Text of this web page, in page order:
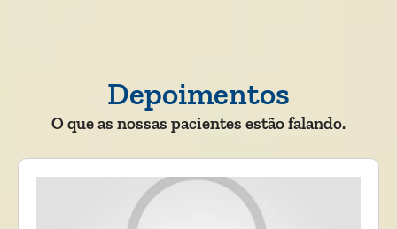
Depoimentos
O que as nossas pacientes estão falando.